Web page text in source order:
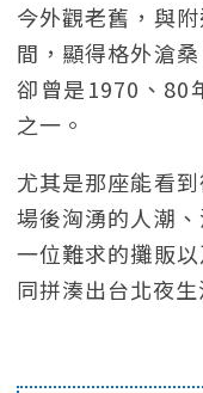
今外觀老舊，與
間，顯得格外滄
卻曾是1970、80
之一。
尤其是那座能看
場後洶湧的人潮
一位難求的攤販
同拼湊出台北夜